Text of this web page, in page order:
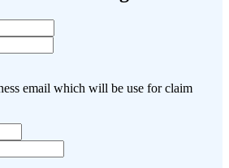
email which will be use for claim